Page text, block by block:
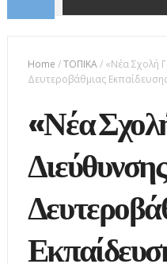
Home /ΤΟΠΙΚΑ/ «Νέα Σχολή
Δευτεροβάθμιας
«Νέα
Διεύθυνσης